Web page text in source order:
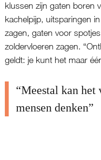
klussen zijn gaten boren
kachelpijp, uitsparingen
zagen, gaten voor
zoldervloeren zagen.
geldt: je kunt het maar
“Meestal kan
mensen denken”